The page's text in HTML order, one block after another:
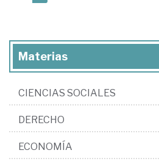
Materias
CIENCIAS SOCIALES
DERECHO
ECONOMÍA